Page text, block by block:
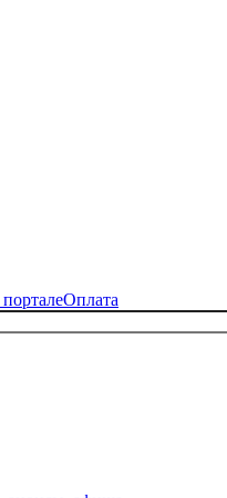
Оплата